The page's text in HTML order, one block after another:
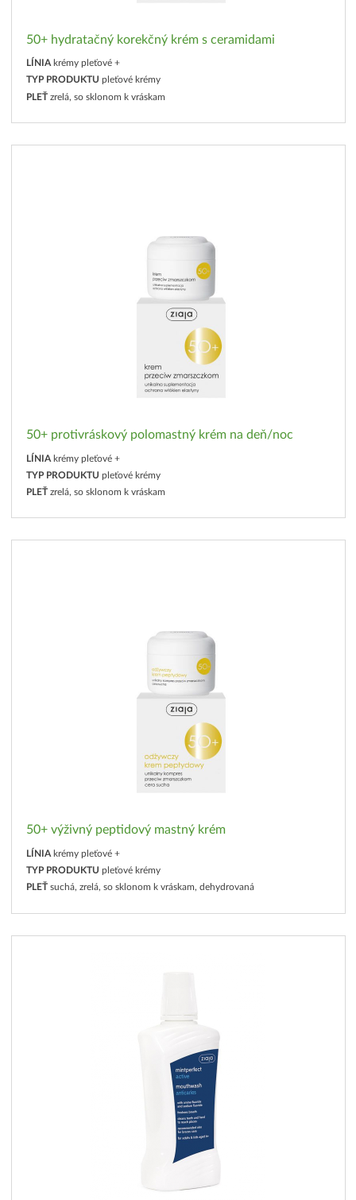
50+ hydratačný korekčný krém s ceramidami
LÍNIA krémy pleťové +
TYP PRODUKTU pleťové krémy
PLEŤ zrelá, so sklonom k vráskam
50+ protivráskový polomastný krém na deň/noc
LÍNIA krémy pleťové +
TYP PRODUKTU pleťové krémy
PLEŤ zrelá, so sklonom k vráskam
50+ výživný peptidový mastný krém
LÍNIA krémy pleťové +
TYP PRODUKTU pleťové krémy
PLEŤ suchá, zrelá, so sklonom k vráskam, dehydrovaná